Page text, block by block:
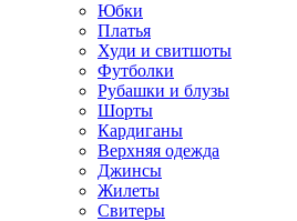
Юбки
Платья
Худи и свитшоты
Футболки
Рубашки и блузы
Шорты
Кардиганы
Верхняя одежда
Джинсы
Жилеты
Свитеры